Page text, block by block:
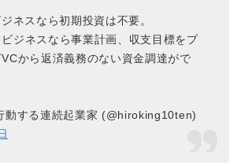
ネスなら初期投資は不要。
ジネスなら事業計画、収支目標をプ
から返済義務のない資金調達がで
する連続起業家 (@hiroking10ten)